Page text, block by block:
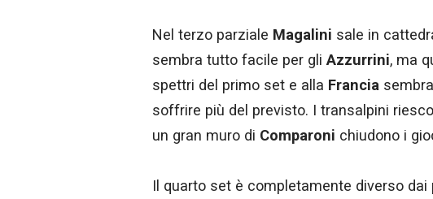
Nel terzo parziale Magalini sale in
sembra tutto facile per gli Azzurrini, ma
spettri del primo set e alla Francia
soffrire più del previsto. I transalpini
un gran muro di Comparoni chiudono i
Il quarto set è completamente diverso